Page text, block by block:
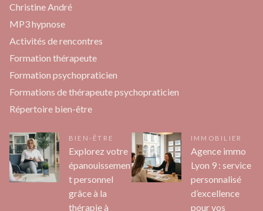
Christine André
MP3 hypnose
Activités de rencontres
Formation thérapeute
Formation psychopraticien
Formations de thérapeute psychopraticien
Répertoire bien-être
BIEN-ÊTRE
Explorez votre
épanouissemen
t personnel
grâce à la
thérapie à
IMMOBILIER
Agence immo
Lyon 9 : service
personnalisé
d’excellence
pour vos